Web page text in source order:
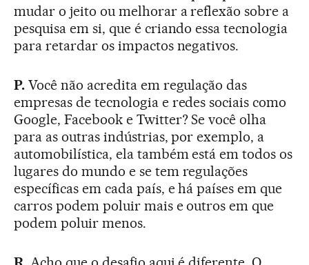
mudar o jeito ou melhorar a reflexão sobre a
pesquisa em si, que é criando essa tecnologia
para retardar os impactos negativos.
P.Você não acredita em regulação das
empresas de tecnologia e redes sociais como
Google, Facebook e Twitter? Se você olha
para as outras indústrias, por exemplo, a
automobilística, ela também está em todos os
lugares do mundo e se tem regulações
específicas em cada país, e há países em que
carros podem poluir mais e outros em que
podem poluir menos.